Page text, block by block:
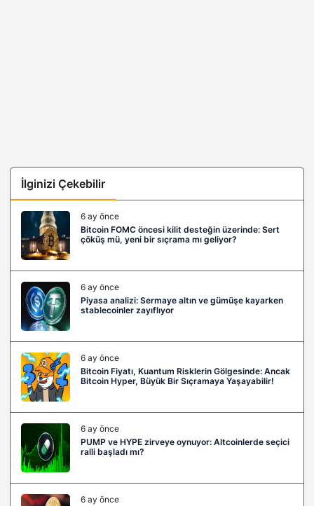
İlginizi Çekebilir
6 ay önce
Bitcoin FOMC öncesi kilit desteğin üzerinde: Sert
çöküş mü, yeni bir sıçrama mı geliyor?
6 ay önce
Piyasa analizi: Sermaye altın ve gümüşe kayarken
stablecoinler zayıflıyor
6 ay önce
Bitcoin Fiyatı, Kuantum Risklerin Gölgesinde: Ancak
Bitcoin Hyper, Büyük Bir Sıçramaya Yaşayabilir!
6 ay önce
PUMP ve HYPE zirveye oynuyor: Altcoinlerde seçici
ralli başladı mı?
6 ay önce